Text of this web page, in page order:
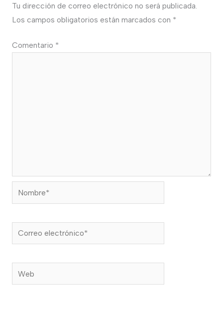
Tu dirección de correo electrónico no será publicada.
Los campos obligatorios están marcados con *
Comentario *
Nombre*
Correo
electrónico*
Web